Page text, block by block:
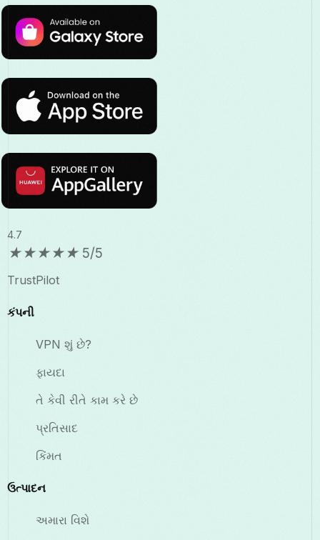
4.7
★★★★★ 5/5
TrustPilot
કંપની
VPN શું છે?
ફાયદા
તે કેવી રીતે કામ કરે છે
પ્રતિસાદ
કિંમત
ઉત્પાદન
અમારા વિશે